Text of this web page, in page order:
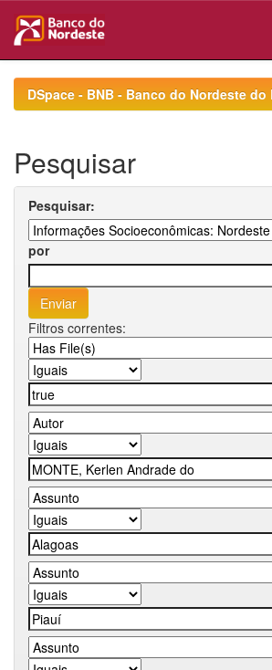
navigationDSpace - BNB - Banco do Nordeste do
Pesquisar
Pesquisar:
por
Filtros correntes: